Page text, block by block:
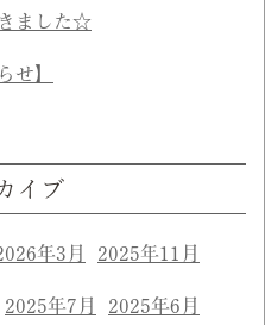
ました☆
せ】
イブ
年3月 2025年11月
2025年7月 2025年6月